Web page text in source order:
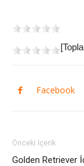
Facebook
Önceki İçerik
Golden Retriever